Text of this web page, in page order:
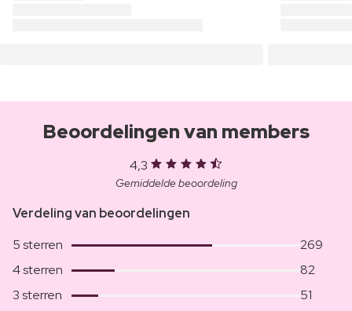
Beoordelingen van members
4,3
Gemiddelde beoordeling
Verdeling van beoordelingen
5 sterren
269
4 sterren
82
3 sterren
51